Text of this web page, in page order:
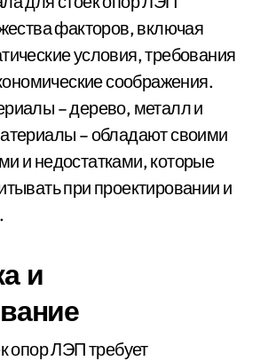
факторов, включая
условия, требования
соображения.
– дерево, металл и
– обладают своими
и недостатками, которые
при проектировании и
и
опор ЛЭП требует